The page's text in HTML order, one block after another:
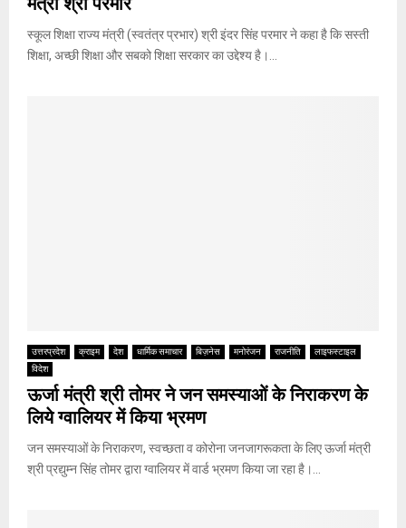
स्कूल शिक्षा राज्य मंत्री (स्वतंत्र प्रभार) श्री इंदर सिंह परमार ने कहा है कि सस्ती
शिक्षा, अच्छी शिक्षा और सबको शिक्षा सरकार का उद्देश्य है।...
उत्तरप्रदेश क्राइम देश धार्मिक समाचार बिज़नेस मनोरंजन राजनीति
लाइफस्टाइल
विदेश
ऊर्जा मंत्री श्री तोमर ने जन समस्याओं के निराकरण के
लिये ग्वालियर में किया भ्रमण
जन समस्याओं के निराकरण, स्वच्छता व कोरोना जनजागरूकता के लिए ऊर्जा मंत्री
श्री प्रद्युम्न सिंह तोमर द्वारा ग्वालियर में वार्ड भ्रमण किया जा रहा है।...